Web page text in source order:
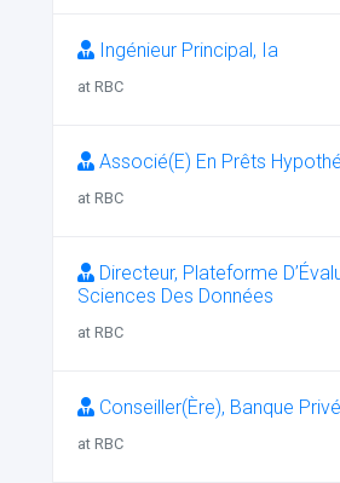
Ingénieur Principal, Ia
at RBC
Associé(E) En Prêts
at RBC
Directeur, Plateforme
Sciences Des Données
at RBC
Conseiller(Ère), Banque
at RBC